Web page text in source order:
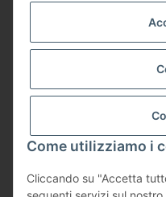
Come utilizziamo i
Cliccando su "Accetta
Shipping